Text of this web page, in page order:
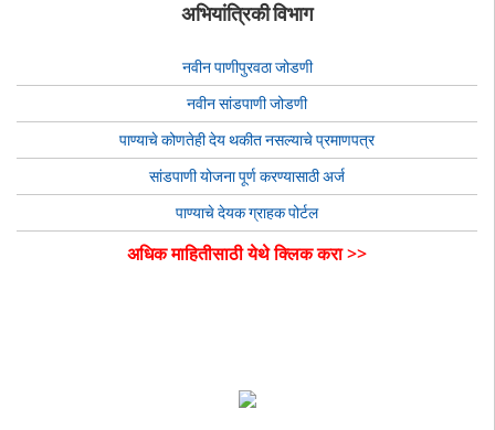
अभियांत्रिकी विभाग
नवीन पाणीपुरवठा जोडणी
नवीन सांडपाणी जोडणी
पाण्याचे कोणतेही देय थकीत नसल्याचे प्रमाणपत्र
सांडपाणी योजना पूर्ण करण्यासाठी अर्ज
पाण्याचे देयक ग्राहक पोर्टल
अधिक माहितीसाठी येथे क्लिक करा >>